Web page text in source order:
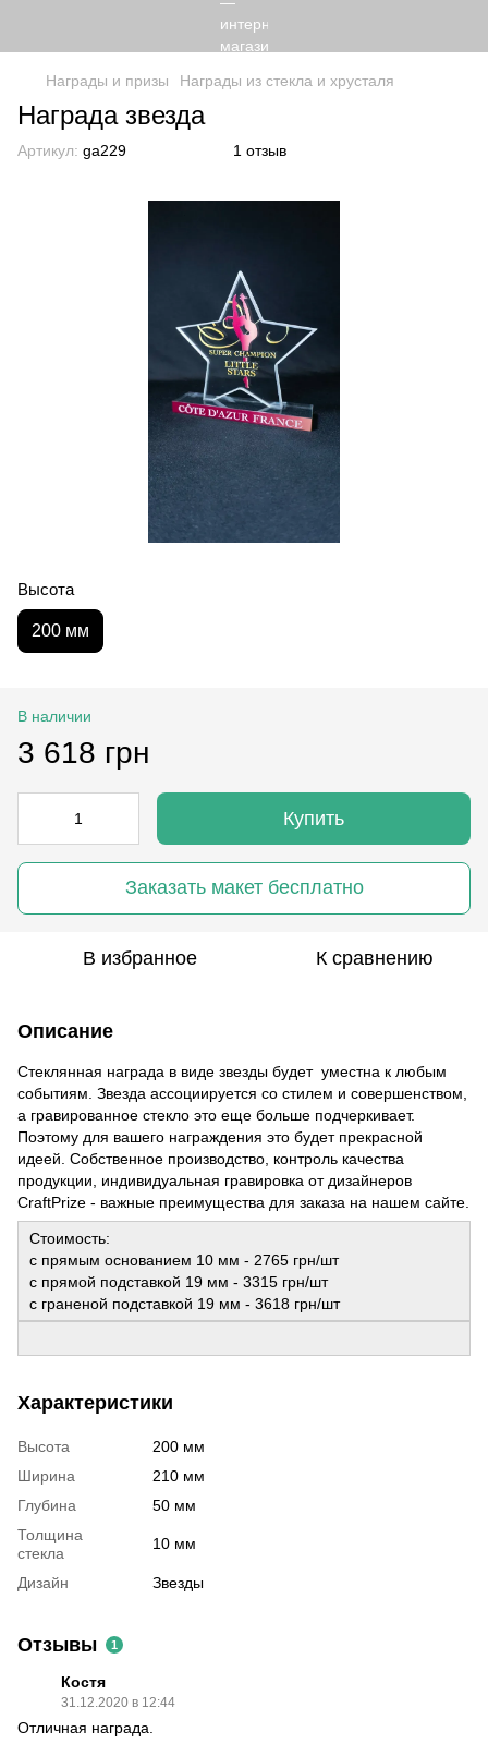
Награды и призы Награды из стекла и хрусталя
Награда звезда
Артикул: ga229 1 отзыв
Высота
200 мм
В наличии
3 618 грн
Купить
Заказать макет бесплатно
В избранное К сравнению
Описание
Стеклянная награда в виде звезды будет уместна к любым
событиям. Звезда ассоциируется со стилем и совершенством,
а гравированное стекло это еще больше подчеркивает.
Поэтому для вашего награждения это будет прекрасной
идеей. Собственное производство, контроль качества
продукции, индивидуальная гравировка от дизайнеров
CraftPrize - важные преимущества для заказа на нашем сайте.
Стоимость:
с прямым основанием 10 мм - 2765 грн/шт
с прямой подставкой 19 мм - 3315 грн/шт
с граненой подставкой 19 мм - 3618 грн/шт
Характеристики
Высота
200 мм
Ширина
210 мм
Глубина
50 мм
Толщина
стекла
10 мм
Дизайн Звезды
Отзывы 1
Костя
31.12.2020 в 12:44
Отличная награда.